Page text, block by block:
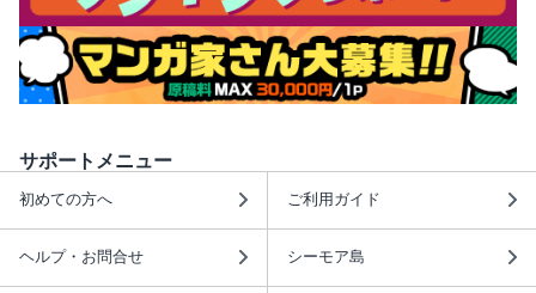
サポートメニュー
初めての方へ ご利用ガイド
ヘルプ・お問合せ シーモア島